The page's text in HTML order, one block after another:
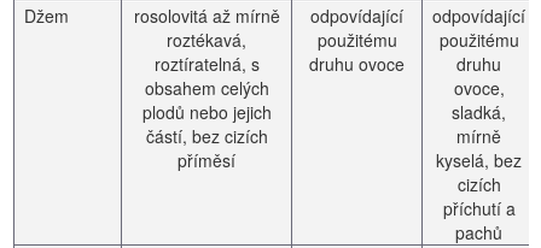
Džem
rosolovitá až mírně
roztékavá,
roztíratelná, s
obsahem celých
plodů nebo jejich
částí, bez cizích
příměsí
odpovídající
použitému
druhu ovoce
odpovídající
použitému
druhu
ovoce,
sladká,
mírně
kyselá, bez
cizích
příchutí a
pachů